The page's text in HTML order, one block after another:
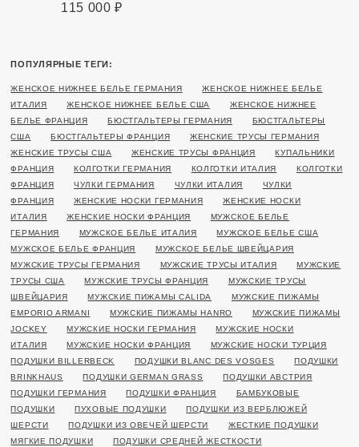
115 000 ₽
ПОПУЛЯРНЫЕ ТЕГИ:
ЖЕНСКОЕ НИЖНЕЕ БЕЛЬЕ ГЕРМАНИЯ
ЖЕНСКОЕ НИЖНЕЕ БЕЛЬЕ
ИТАЛИЯ
ЖЕНСКОЕ НИЖНЕЕ БЕЛЬЕ США
ЖЕНСКОЕ НИЖНЕЕ
БЕЛЬЕ ФРАНЦИЯ
БЮСТГАЛЬТЕРЫ ГЕРМАНИЯ
БЮСТГАЛЬТЕРЫ
США
БЮСТГАЛЬТЕРЫ ФРАНЦИЯ
ЖЕНСКИЕ ТРУСЫ ГЕРМАНИЯ
ЖЕНСКИЕ ТРУСЫ США
ЖЕНСКИЕ ТРУСЫ ФРАНЦИЯ
КУПАЛЬНИКИ
ФРАНЦИЯ
КОЛГОТКИ ГЕРМАНИЯ КОЛГОТКИ ИТАЛИЯ
КОЛГОТКИ
ФРАНЦИЯ
ЧУЛКИ ГЕРМАНИЯ ЧУЛКИ ИТАЛИЯ
ЧУЛКИ
ФРАНЦИЯ
ЖЕНСКИЕ НОСКИ ГЕРМАНИЯ
ЖЕНСКИЕ НОСКИ
ИТАЛИЯ
ЖЕНСКИЕ НОСКИ ФРАНЦИЯ
МУЖСКОЕ БЕЛЬЕ
ГЕРМАНИЯ
МУЖСКОЕ БЕЛЬЕ ИТАЛИЯ
МУЖСКОЕ БЕЛЬЕ США
МУЖСКОЕ БЕЛЬЕ ФРАНЦИЯ
МУЖСКОЕ БЕЛЬЕ ШВЕЙЦАРИЯ
МУЖСКИЕ ТРУСЫ ГЕРМАНИЯ
МУЖСКИЕ ТРУСЫ ИТАЛИЯ
МУЖСКИЕ
ТРУСЫ США
МУЖСКИЕ ТРУСЫ ФРАНЦИЯ
МУЖСКИЕ ТРУСЫ
ШВЕЙЦАРИЯ
МУЖСКИЕ ПИЖАМЫ CALIDA
МУЖСКИЕ ПИЖАМЫ
EMPORIO ARMANI
МУЖСКИЕ ПИЖАМЫ HANRO
МУЖСКИЕ ПИЖАМЫ
JOCKEY
МУЖСКИЕ НОСКИ ГЕРМАНИЯ
МУЖСКИЕ НОСКИ
ИТАЛИЯ
МУЖСКИЕ НОСКИ ФРАНЦИЯ
МУЖСКИЕ НОСКИ ТУРЦИЯ
ПОДУШКИ BILLERBECK
ПОДУШКИ BLANC DES VOSGES
ПОДУШКИ
BRINKHAUS
ПОДУШКИ GERMAN GRASS
ПОДУШКИ АВСТРИЯ
ПОДУШКИ ГЕРМАНИЯ
ПОДУШКИ ФРАНЦИЯ
БАМБУКОВЫЕ
ПОДУШКИ
ПУХОВЫЕ ПОДУШКИ
ПОДУШКИ ИЗ ВЕРБЛЮЖЕЙ
ШЕРСТИ
ПОДУШКИ ИЗ ОВЕЧЕЙ ШЕРСТИ
ЖЕСТКИЕ ПОДУШКИ
МЯГКИЕ ПОДУШКИ
ПОДУШКИ СРЕДНЕЙ ЖЕСТКОСТИ